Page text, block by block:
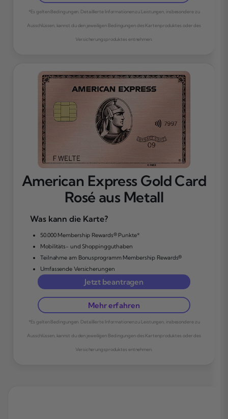
*Es gelten Bedingungen. Detaillierte Informationen zu Leistungen, insbesondere zu
Ausschlüssen, kannst du den jeweiligen Bedingungen des Kartenproduktes oder des
Versicherungsproduktes entnehmen.
American Express Gold Card
Rosé aus Metall
Was kann die Karte?
50.000 Membership Rewards® Punkte*
Mobilitäts- und Shoppingguthaben
Teilnahme am Bonusprogramm Membership Rewards®
Umfassende Versicherungen
Jetzt beantragen
Mehr erfahren
*Es gelten Bedingungen. Detaillierte Informationen zu Leistungen, insbesondere zu
Ausschlüssen, kannst du den jeweiligen Bedingungen des Kartenproduktes oder des
Versicherungsproduktes entnehmen.